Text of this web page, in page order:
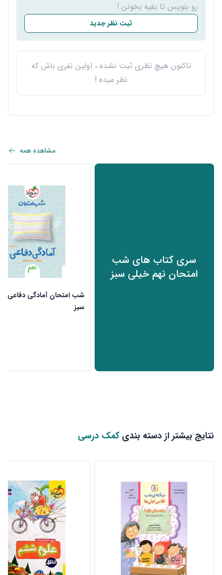
رو بنویس تا بقیه بخونن !
ثبت نظر جدید
تاکنون هیچ نظری ثبت نشده ، اولین نفری باش که
نظر میده !
مشاهده همه
سری کتاب های شب
امتحان نهم خیلی سبز
شب امتحان آمادگی دفاعی
سبز
نتایج بیشتر از دسته بندی کمک درسی